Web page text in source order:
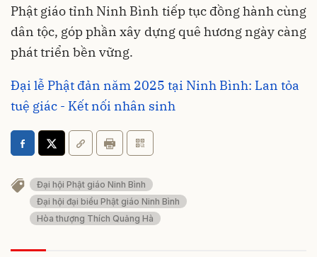
Phật giáo tỉnh Ninh Bình tiếp tục đồng hành cùng
dân tộc, góp phần xây dựng quê hương ngày càng
phát triển bền vững.
Đại lễ Phật đản năm 2025 tại Ninh Bình: Lan tỏa
tuệ giác - Kết nối nhân sinh
Đại hội Phật giáo Ninh Bình
Đại hội đại biểu Phật giáo Ninh Bình
Hòa thượng Thích Quảng Hà